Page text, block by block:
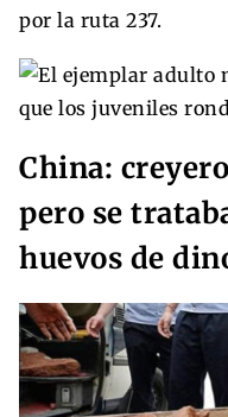
por la ruta 237.
China:
pero se
huevos de